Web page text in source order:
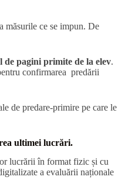
măsurile ce se impun. De
de pagini primite de la elev.
confirmarea predării
de predare-primire pe care le
ultimei lucrări.
lucrării în format fizic și cu
a evaluării naționale